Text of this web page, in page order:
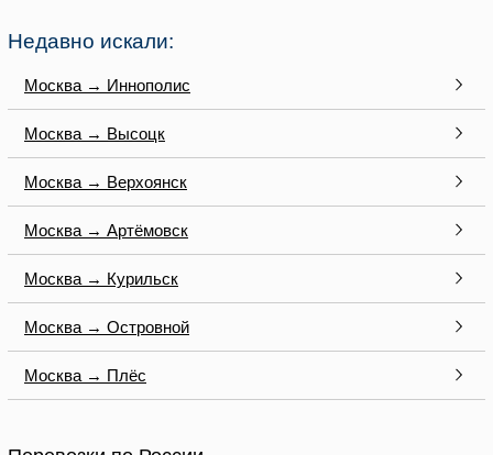
Недавно искали:
Москва → Иннополис
Москва → Высоцк
Москва → Верхоянск
Москва → Артёмовск
Москва → Курильск
Москва → Островной
Москва → Плёс